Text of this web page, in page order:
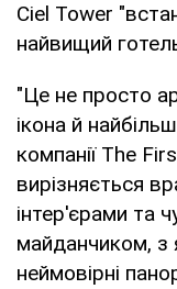
Ciel Tower
найвищий готель
"Це не просто
ікона й
компанії The
вирізняється
інтер'єрами та
майданчиком, з
неймовірні